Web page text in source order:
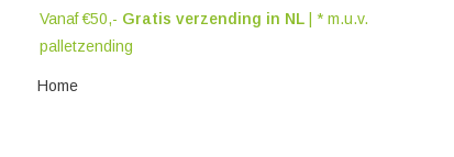
Vanaf €50,- Gratis verzending in NL| * m.u.v.
palletzending
Home